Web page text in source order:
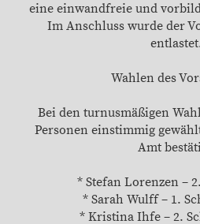
eine einwandfreie und
Im Anschluss wurde der
Wahlen des
Bei den turnusmäßigen
Personen einstimmig
Amt
* Stefan Lorenzen –
* Sarah Wulff – 1.
* Kristina Ihfe – 2.